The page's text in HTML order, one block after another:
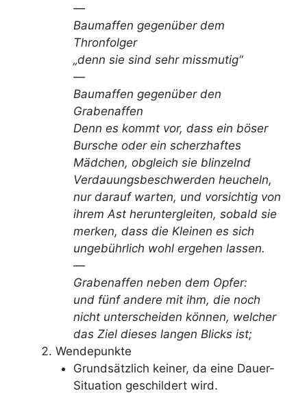
—
Baumaffen gegenüber dem
Thronfolger
„denn sie sind sehr missmutig“
—
Baumaffen gegenüber den
Grabenaffen
Denn es kommt vor, dass ein böser
Bursche oder ein scherzhaftes
Mädchen, obgleich sie blinzelnd
Verdauungsbeschwerden heucheln,
nur darauf warten, und vorsichtig von
ihrem Ast heruntergleiten, sobald sie
merken, dass die Kleinen es sich
ungebührlich wohl ergehen lassen.
—
Grabenaffen neben dem Opfer:
und fünf andere mit ihm, die noch
nicht unterscheiden können, welcher
das Ziel dieses langen Blicks ist;
Wendepunkte
Grundsätzlich keiner, da eine Dauer-
Situation geschildert wird.